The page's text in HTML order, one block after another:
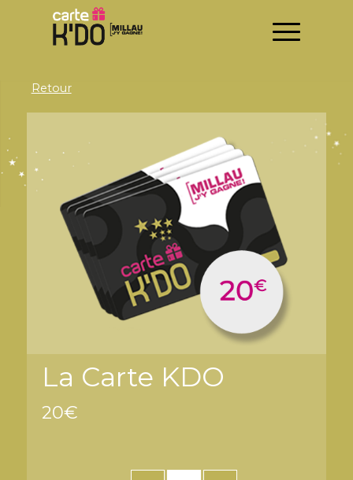
La Carte KDO
20€